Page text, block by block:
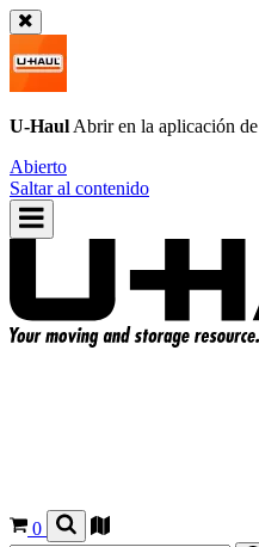
U-Haul Abrir en la aplicación de
Abierto
Saltar al contenido
0